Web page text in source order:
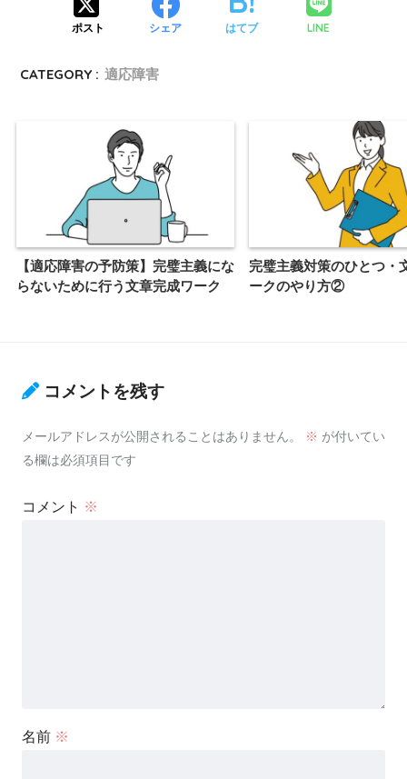
ポスト シェア はてブ LINE
CATEGORY : 適応障害
【適応障害の予防策】完璧主義にな
らないために行う文章完成ワーク
完璧主義対策のひとつ・
ークのやり方②
コメントを残す
メールアドレスが公開されることはありません。 ※ が付いてい
る欄は必須項目です
コメント ※
名前 ※